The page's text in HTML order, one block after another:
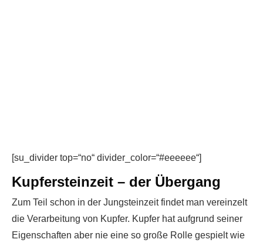
[su_divider top=“no“ divider_color=“#eeeeee“]
Kupfersteinzeit – der Übergang
Zum Teil schon in der Jungsteinzeit findet man vereinzelt
die Verarbeitung von Kupfer. Kupfer hat aufgrund seiner
Eigenschaften aber nie eine so große Rolle gespielt wie